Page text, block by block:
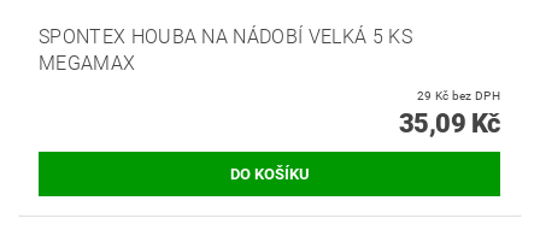
SPONTEX HOUBA NA NÁDOBÍ VELKÁ 5 KS
MEGAMAX
29 Kč bez DPH
35,09 Kč